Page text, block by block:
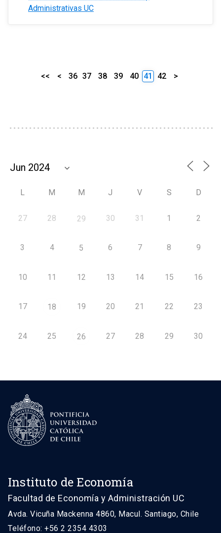
Administrativas UC
<< < 36 37 38 39 40 41 42 >
L M M J V S D
27 28 29 30 31 1 2
3 4 5 6 7 8 9
10 11 12 13 14 15 16
17 18 19 20 21 22 23
24 25 26 27 28 29 30
Instituto de Economía
Facultad de Economía y Administración UC
Avda. Vicuña Mackenna 4860, Macul. Santiago, Chile
Teléfono: +56 2 2354 4303